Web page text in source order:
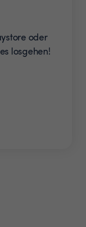
oder
losgehen!